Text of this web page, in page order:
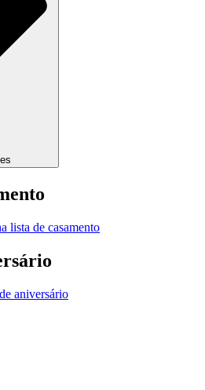
lista de casamento
aniversário